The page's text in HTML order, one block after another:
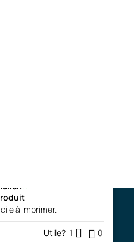
à imprimer.
Utile? 1 0